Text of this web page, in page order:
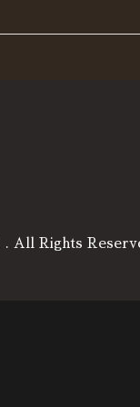
. All Rights